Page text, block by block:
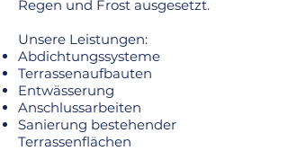
Regen und Frost ausgesetzt.
Unsere Leistungen:
Abdichtungssysteme
Terrassenaufbauten
Entwässerung
Anschlussarbeiten
Sanierung bestehender
Terrassenflächen